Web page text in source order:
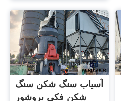
آسیاب سنگ شکن سنگ
شکن فکی بروشور